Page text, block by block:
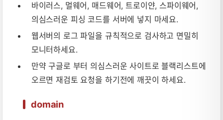
바이러스, 멀웨어, 매드웨어, 트로이얀, 스파이웨어,
의심스러운 피싱 코드를 서버에 넣지 마세요.
웹서버의 로그 파일을 규칙적으로 검사하고 면밀히
모니터하세요.
만약 구글로 부터 의심스러운 사이트로 블랙리스트에
오르면 재검토 요청을 하기전에 깨끗이 하세요.
domain